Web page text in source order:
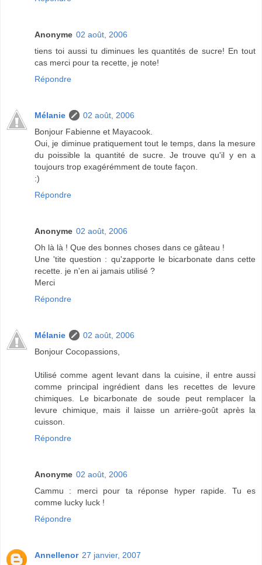
Anonyme 02 août, 2006
tiens toi aussi tu diminues les quantités de sucre! En tout
cas merci pour ta recette, je note!
Répondre
Mélanie
02 août, 2006
Bonjour Fabienne et Mayacook.
Oui, je diminue pratiquement tout le temps, dans la mesure
du poissible la quantité de sucre. Je trouve qu'il y en a
toujours trop exagérémment de toute façon.
:)
Répondre
Anonyme 02 août, 2006
Oh là là ! Que des bonnes choses dans ce gâteau !
Une 'tite question : qu'zapporte le bicarbonate dans cette
recette. je n'en ai jamais utilisé ?
Merci
Répondre
Mélanie
02 août, 2006
Bonjour Cocopassions,
Utilisé comme agent levant dans la cuisine, il entre aussi
comme principal ingrédient dans les recettes de levure
chimiques. Le bicarbonate de soude peut remplacer la
levure chimique, mais il laisse un arrière-goût après la
cuisson.
Répondre
Anonyme 02 août, 2006
Cammu : merci pour ta réponse hyper rapide. Tu es
comme lucky luck !
Répondre
Annellenor 27 janvier, 2007